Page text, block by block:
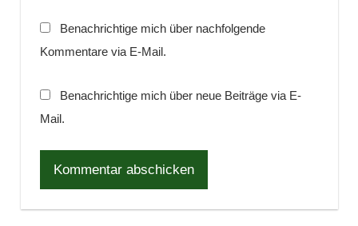
Benachrichtige mich über nachfolgende
Kommentare via E-Mail.
Benachrichtige mich über neue Beiträge via E-
Mail.